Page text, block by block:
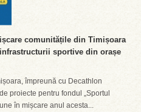
comunitățile din Timișoara
sportive din orașe
împreună cu Decathlon
proiecte pentru fondul „Sportul
în mișcare anul acesta...